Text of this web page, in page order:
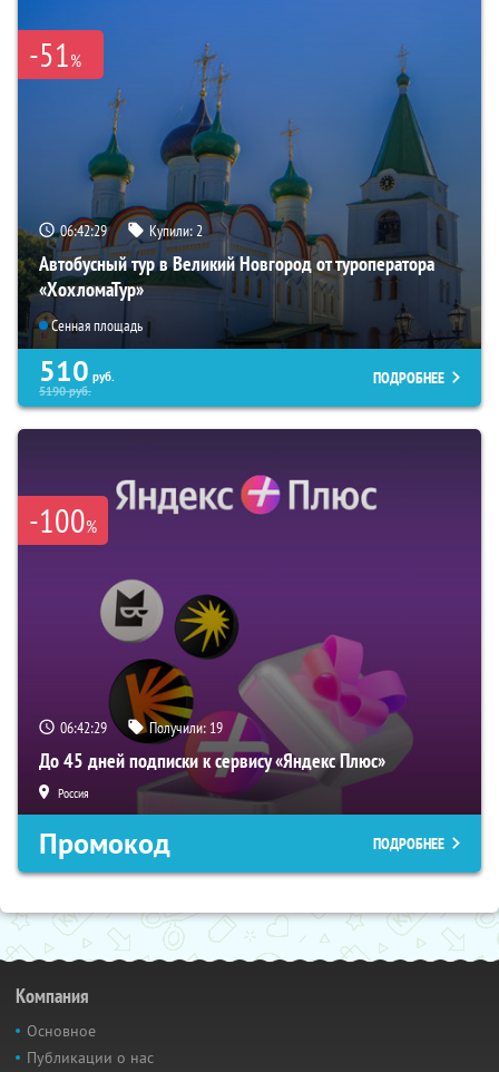
-51%
06:42:28 Купили:2
Автобусный тур в Великий Новгород от туроператора
«ХохломаТур»
Сенная площадь
510 руб.
5190руб.
ПОДРОБНЕЕ
-100%
06:42:28 Получили: 19
До 45 дней подписки к сервису «Яндекс Плюс»
Россия
Промокод ПОДРОБНЕЕ
Компания
Основное
Публикации о нас